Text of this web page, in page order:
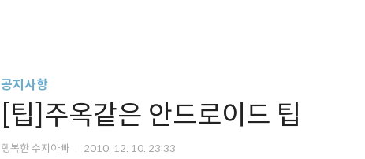
공지사항
[팁]주옥같은 안드로이드 팁
행복한 수지아빠 2010. 12. 10. 23:33